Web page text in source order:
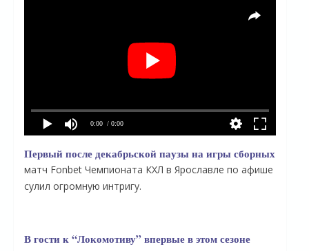
0:00 / 0:00
Первый после декабрьской паузы на игры сборных
матч Fonbet Чемпионата КХЛ в Ярославле по афише
сулил огромную интригу.
В гости к “Локомотиву” впервые в этом сезоне